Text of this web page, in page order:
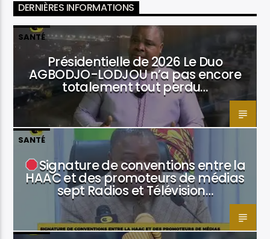
DERNIÈRES INFORMATIONS
SANTÉ
Présidentielle de 2026 Le Duo
AGBODJO-LODJOU n’a pas encore
totalement tout perdu…
SANTÉ
Signature de conventions entre la
HAAC et des promoteurs de médias
sept Radios et Télévision…